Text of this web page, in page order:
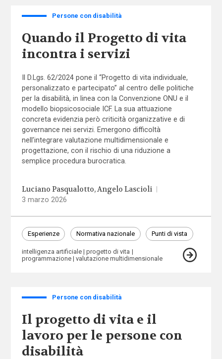
Persone con disabilità
Quando il Progetto di vita
incontra i servizi
Il D.Lgs. 62/2024 pone il “Progetto di vita individuale,
personalizzato e partecipato” al centro delle politiche
per la disabilità, in linea con la Convenzione ONU e il
modello biopsicosociale ICF. La sua attuazione
concreta evidenzia però criticità organizzative e di
governance nei servizi. Emergono difficoltà
nell’integrare valutazione multidimensionale e
progettazione, con il rischio di una riduzione a
semplice procedura burocratica.
Luciano Pasqualotto Angelo Lascioli
3 marzo 2026
Esperienze Normativa nazionale Punti di vista
intelligenza artificiale
progetto di vita
programmazione
valutazione multidimensionale
Persone con disabilità
Il progetto di vita e il
lavoro per le persone con
disabilità